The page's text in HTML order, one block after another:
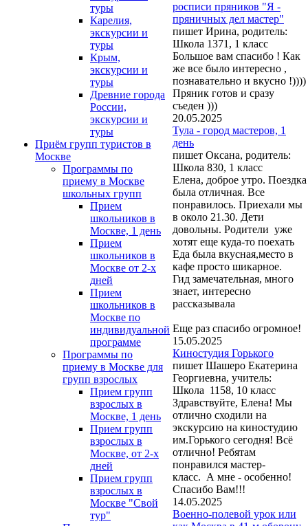
туры
Карелия,
экскурсии и
туры
Крым,
экскурсии и
туры
Древние города
России,
экскурсии и
туры
Приём групп туристов в
Москве
Программы по
приему в Москве
школьных групп
Прием
школьников в
Москве, 1 день
Прием
школьников в
Москве от 2-х
дней
Прием
школьников в
Москве по
индивидуальной
программе
Программы по
приему в Москве для
групп взрослых
Прием групп
взрослых в
Москве, 1 день
Прием групп
взрослых в
Москве, от 2-х
дней
Прием групп
взрослых в
Москве "Свой
тур"
росписи пряников "Я -
пряничных дел мастер"
пишет Ирина, родитель:
Школа 1371, 1 класс
Большое вам спасибо ! Как
же все было интересно ,
познавательно и вкусно !))))
Пряник готов и сразу
съеден )))
20.05.2025
Тула - город мастеров, 1
день
пишет Оксана, родитель:
Школа 830, 1 класс
Елена, доброе утро. Поездка
была отличная. Все
понравилось. Приехали мы
в около 21.30. Дети
довольны. Родители уже
хотят еще куда-то поехать
Еда была вкусная,место в
кафе просто шикарное.
Гид замечательная, много
знает, интересно
рассказывала
Еще раз спасибо огромное!
15.05.2025
Киностудия Горького
пишет Шашеро Екатерина
Георгиевна, учитель:
Школа 1158, 10 класс
Здравствуйте, Елена! Мы
отлично сходили на
экскурсию на киностудию
им.Горького сегодня! Всё
отлично! Ребятам
понравился мастер-
класс. А мне - особенно!
Спасибо Вам!!!
14.05.2025
Военно-полевой урок или